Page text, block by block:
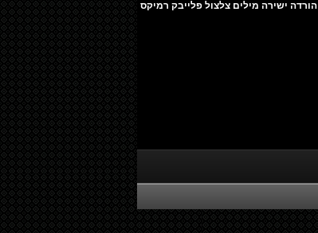
Ali Güven - Türkçe Pop 2012 להורדה F2H הורדה ישירה מילים צלצול פלייבק רמיקס